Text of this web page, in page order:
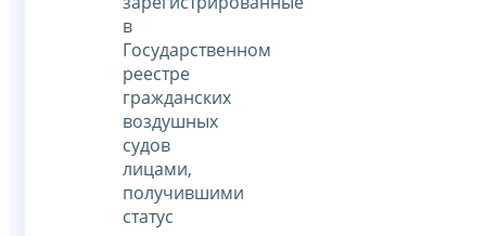
в
Государственном
реестре
гражданских
воздушных
судов
лицами,
получившими
статус